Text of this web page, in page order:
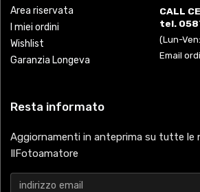
Area riservata
I miei ordini
Wishlist
Garanzia Longeva
CALL
tel.
(Lun-
Email
Resta informato
Aggiornamenti in anteprima su tutte le
IlFotoamatore